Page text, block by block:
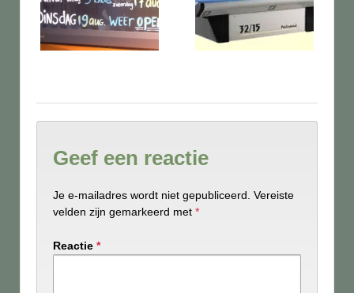
Geef een reactie
Je e-mailadres wordt niet gepubliceerd. Vereiste
velden zijn gemarkeerd met *
Reactie *